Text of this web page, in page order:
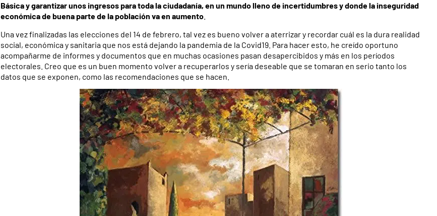
Básica y garantizar unos ingresos para toda la ciudadanía, en un mundo lleno de incertidumbres y donde la inseguridad
económica de buena parte de la población va en aumento.
Una vez finalizadas las elecciones del 14 de febrero, tal vez es bueno volver a aterrizar y recordar cuál es la dura realidad
social, económica y sanitaria que nos está dejando la pandemia de la Covid19. Para hacer esto, he creído oportuno
acompañarme de informes y documentos que en muchas ocasiones pasan desapercibidos y más en los períodos
electorales. Creo que es un buen momento volver a recuperarlos y sería deseable que se tomaran en serio tanto los
datos que se exponen, como las recomendaciones que se hacen.